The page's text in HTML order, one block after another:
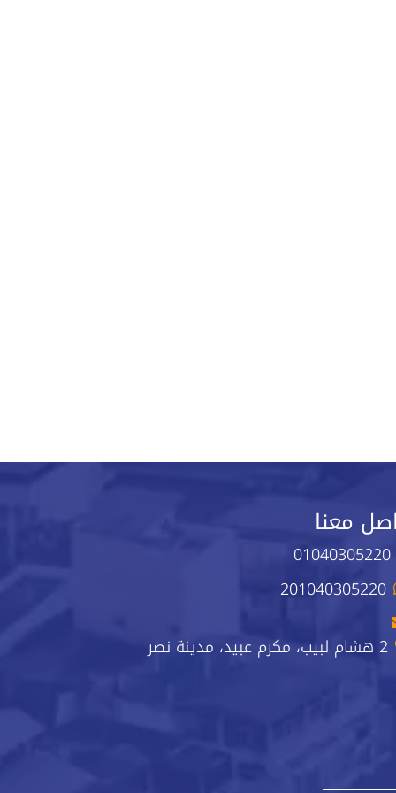
معنا
01040305220
201040305220
2 هشام لبيب، مكرم عبيد، مدينة نصر